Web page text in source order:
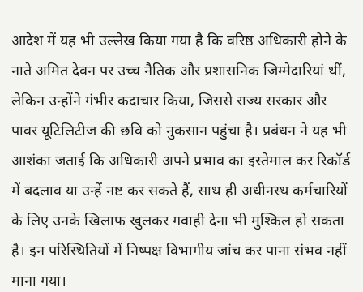
आदेश में यह भी उल्लेख किया गया है कि वरिष्ठ अधिकारी होने के
नाते अमित देवन पर उच्च नैतिक और प्रशासनिक जिम्मेदारियां थीं,
लेकिन उन्होंने गंभीर कदाचार किया, जिससे राज्य सरकार और
पावर यूटिलिटीज की छवि को नुकसान पहुंचा है। प्रबंधन ने यह भी
आशंका जताई कि अधिकारी अपने प्रभाव का इस्तेमाल कर रिकॉर्ड
में बदलाव या उन्हें नष्ट कर सकते हैं, साथ ही अधीनस्थ कर्मचारियों
के लिए उनके खिलाफ खुलकर गवाही देना भी मुश्किल हो सकता
है। इन परिस्थितियों में निष्पक्ष विभागीय जांच कर पाना संभव नहीं
माना गया।